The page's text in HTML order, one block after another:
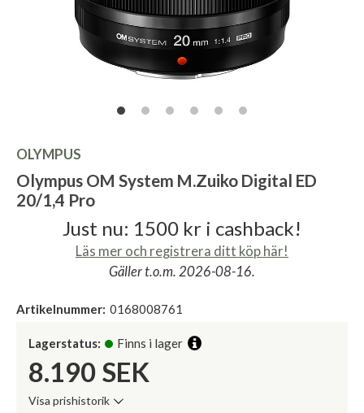
OLYMPUS
Olympus OM System M.Zuiko Digital ED
20/1,4 Pro
Just nu: 1500 kr i cashback!
Läs mer och registrera ditt köp här!
Gäller t.o.m. 2026-08-16.
Artikelnummer: 0168008761
Lagerstatus: Finns i lager
8.190 SEK
Visa prishistorik